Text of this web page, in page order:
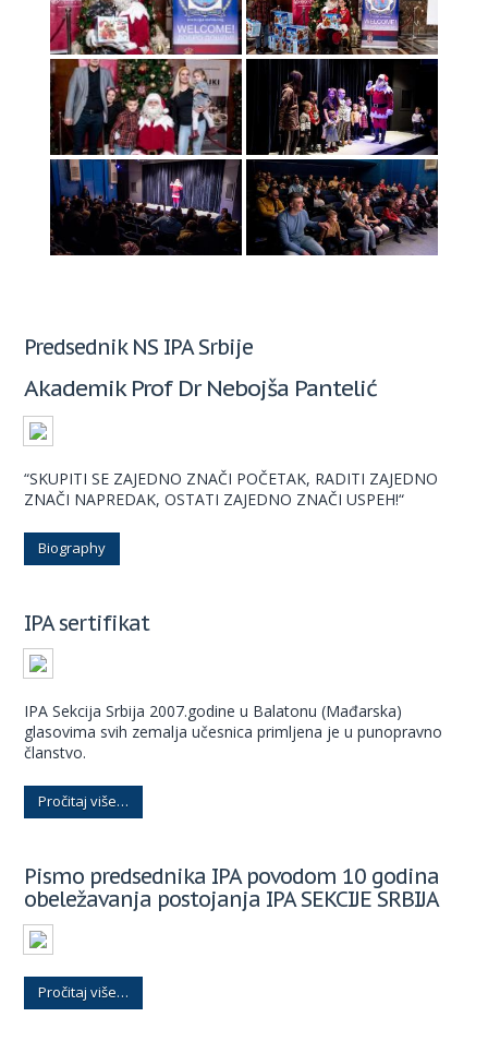
Predsednik NS IPA Srbije
Akademik Prof Dr Nebojša Pantelić
“SKUPITI SE ZAJEDNO ZNAČI POČETAK, RADITI ZAJEDNO
ZNAČI NAPREDAK, OSTATI ZAJEDNO ZNAČI USPEH!“
Biography
IPA sertifikat
IPA Sekcija Srbija 2007.godine u Balatonu (Mađarska)
glasovima svih zemalja učesnica primljena je u punopravno
članstvo.
Pročitaj više…
Pismo predsednika IPA povodom 10 godina
obeležavanja postojanja IPA SEKCIJE SRBIJA
Pročitaj više…